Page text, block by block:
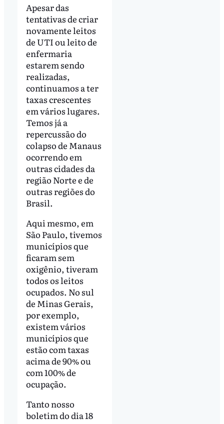
Apesar das
tentativas de criar
novamente leitos
de UTI ou leito de
enfermaria
estarem sendo
realizadas,
continuamos a ter
taxas crescentes
em vários lugares.
Temos já a
repercussão do
colapso de Manaus
ocorrendo em
outras cidades da
região Norte e de
outras regiões do
Brasil.
Aqui mesmo, em
São Paulo, tivemos
municípios que
ficaram sem
oxigênio, tiveram
todos os leitos
ocupados. No sul
de Minas Gerais,
por exemplo,
existem vários
municípios que
estão com taxas
acima de 90% ou
com 100% de
ocupação.
Tanto nosso
boletim do dia 18